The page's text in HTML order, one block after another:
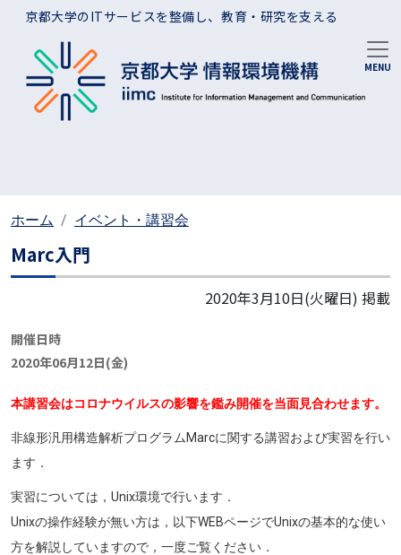
メインコンテンツに移動
京都大学のITサービスを整備し、教育・研究を支える
ホーム イベント・講習会
Marc入門
2020年3月10日(火曜日) 掲載
開催日時
2020年06月12日(金)
本講習会はコロナウイルスの影響を鑑み開催を当面見合わせます。
非線形汎用構造解析プログラムMarcに関する講習および実習を行い
ます．
実習については，Unix環境で行います．
Unixの操作経験が無い方は，以下WEBページでUnixの基本的な使い
方を解説していますので，一度ご覧ください．